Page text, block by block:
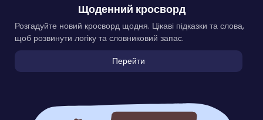
Щоденний кросворд
Розгадуйте новий кросворд щодня. Цікаві підказки та слова,
щоб розвинути логіку та словниковий запас.
Перейти